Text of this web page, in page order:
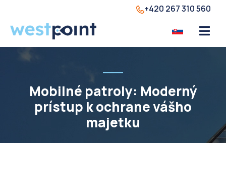
+420 267 310 560
Mobilné patroly: Moderný
prístup k ochrane vášho
majetku